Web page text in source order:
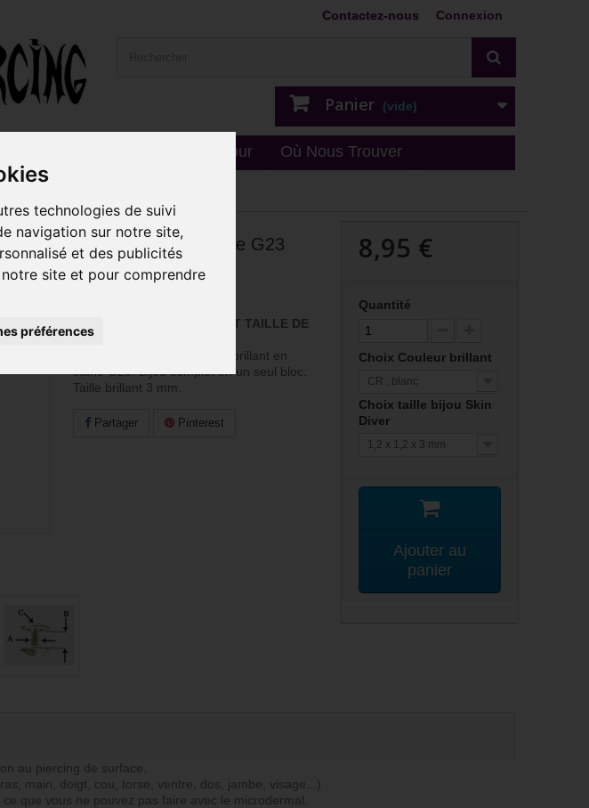
technologies de suivi
navigation sur notre site,
et des publicités
site et pour comprendre
préférences
Connexion
Contactez-nous
Panier (vide)
Livraison - retour Où Nous Trouver
Bijou Skin Diver titane G23
avec brillant TDSDJ
COULEUR DE BRILLANT ET TAILLE DE
BARRE AU CHOIX.
Bijou Skin Diver avec strass brillant en
titane G23. Bijou complet en un seul bloc.
Taille brillant 3 mm.
Partager Pinterest
8,95 €
Quantité
Choix Couleur brillant
CR : blanc
Choix taille bijou Skin
Diver
1,2 x 1,2 x 3 mm
Ajouter au
panier
au piercing de surface.
main, doigt, cou, torse, ventre, dos, jambe, visage...)
que vous ne pouvez pas faire avec le microdermal.